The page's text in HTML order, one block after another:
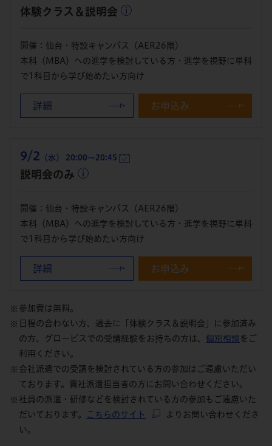
体験クラス＆説明会
開催：仙台・特設キャンパス（AER26階）
本科（MBA）への進学を検討している方・進学を視野に単科
で1科目から学び始めたい方向け
詳細 お申込み
9/2 （水） 20:00～20:45
説明会のみ
開催：仙台・特設キャンパス（AER26階）
本科（MBA）への進学を検討している方・進学を視野に単科
で1科目から学び始めたい方向け
詳細 お申込み
参加費は無料。
日程の合わない方、過去に「体験クラス＆説明会」に参加済み
の方、グロービスでの受講経験をお持ちの方は、 個別相談 をご
利用ください。
会社派遣での受講を検討されている方の参加はご遠慮いただい
ております。貴社派遣担当者の方にお問い合わせください。
社員の派遣・研修などを検討されている方の参加もご遠慮いた
だいております。
こちらのサイト
よりお問い合わせくださ
い。